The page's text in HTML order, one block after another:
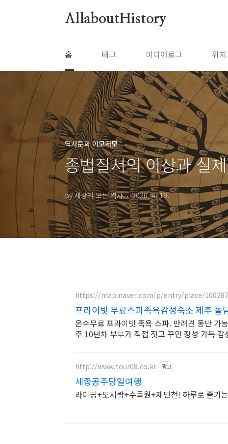
AllaboutHistory
홈 태그 미디어로그 위
역사문화 이모저모
종법질서의 이상과 실
by 세상의 모든 역사 2020. 4. 19.
https://map.naver.com/p/entry/place/
프라이빗 무료스파족욕감성숙소 제주 돌
온수무료 프라이빗 족욕 스파. 반려견 동반 가능, 우리 가족만을 위한 힐링공간. 제주
주 10년차 부부가 직접 짓고 꾸민 정성 가득 감
http://www.tour08.co.kr 광고
세종공주당일여행
라이딩+도시락+수목원+제민천! 하루로 즐기